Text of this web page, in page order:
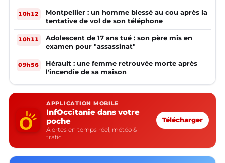
10h12
Montpellier : un homme blessé au cou après la
tentative de vol de son téléphone
10h11
Adolescent de 17 ans tué : son père mis en
examen pour "assassinat"
09h56
Hérault : une femme retrouvée morte après
l'incendie de sa maison
APPLICATION MOBILE
InfOccitanie dans votre
poche
Alertes en temps réel, météo &
trafic
Télécharger